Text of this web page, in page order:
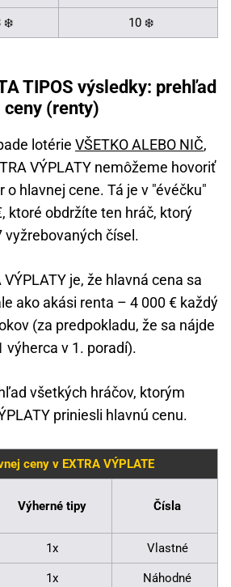
❄️ 10 ❄️
TIPOS výsledky: prehľad
(renty)
lotérie VŠETKO ALEBO NIČ,
VÝPLATY nemôžeme hovoriť
o hlavnej cene. Tá je v "évéčku"
ktoré obdržíte ten hráč, ktorý
vyžrebovaných čísel.
je, že hlavná cena sa
ako akási renta – 4 000 € každý
(za predpokladu, že sa nájde
výherca v 1. poradí).
všetkých hráčov, ktorým
priniesli hlavnú cenu.
ceny v EXTRA VÝPLATE
Výherné tipy Čísla
1x Vlastné
1x Náhodné